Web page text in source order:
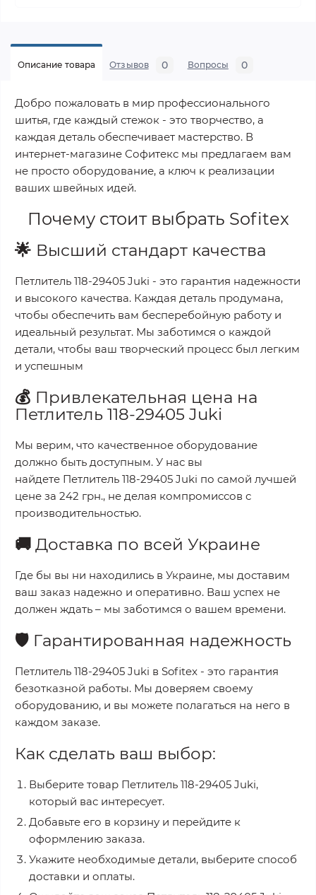
Описание товара Отзывов 0 Вопросы 0
Добро пожаловать в мир профессионального
шитья, где каждый стежок - это творчество, а
каждая деталь обеспечивает мастерство. В
интернет-магазине Софитекс мы предлагаем вам
не просто оборудование, а ключ к реализации
ваших швейных идей.
Почему стоит выбрать Sofitex
🌟 Высший стандарт качества
Петлитель 118-29405 Juki - это гарантия надежности
и высокого качества. Каждая деталь продумана,
чтобы обеспечить вам бесперебойную работу и
идеальный результат. Мы заботимся о каждой
детали, чтобы ваш творческий процесс был легким
и успешным
💰 Привлекательная цена на
Петлитель 118-29405 Juki
Мы верим, что качественное оборудование
должно быть доступным. У нас вы
найдете Петлитель 118-29405 Juki по самой лучшей
цене за 242 грн., не делая компромиссов с
производительностью.
🚚 Доставка по всей Украине
Где бы вы ни находились в Украине, мы доставим
ваш заказ надежно и оперативно. Ваш успех не
должен ждать – мы заботимся о вашем времени.
🛡️ Гарантированная надежность
Петлитель 118-29405 Juki в Sofitex - это гарантия
безотказной работы. Мы доверяем своему
оборудованию, и вы можете полагаться на него в
каждом заказе.
Как сделать ваш выбор:
Выберите товар Петлитель 118-29405 Juki,
который вас интересует.
Добавьте его в корзину и перейдите к
оформлению заказа.
Укажите необходимые детали, выберите способ
доставки и оплаты.